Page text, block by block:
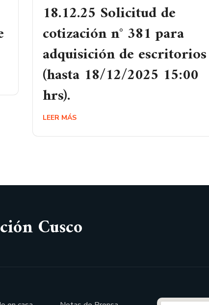
18.12.25 Solicitud de
cotización n° 381 para
adquisición de escritorios
(hasta 18/12/2025 15:00
hrs).
LEER MÁS
Cusco